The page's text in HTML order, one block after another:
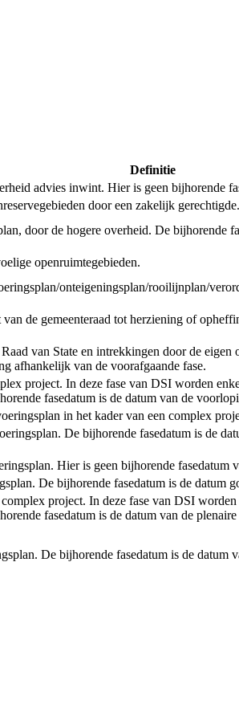
Definitie
advies inwint. Hier is geen bijhorende
door een zakelijk
door de hogere overheid. De bijhorende
openruimtegebieden.
onteigeningsplan/rooilijnplan/
de gemeenteraad tot herziening of
van State en intrekkingen door de
afhankelijk van de voorafgaande fase.
project. In deze fase van DSI worden
fasedatum is de datum van de
in het kader van een complex
De bijhorende fasedatum is de
Hier is geen bijhorende fasedatum
De bijhorende fasedatum is de datum
project. In deze fase van DSI
fasedatum is de datum van de
De bijhorende fasedatum is de datum